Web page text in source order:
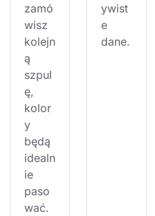
zamó
wisz
kolejn
ą
szpul
ę,
kolor
y
będą
idealn
ie
paso
wać.
ywist
e
dane.